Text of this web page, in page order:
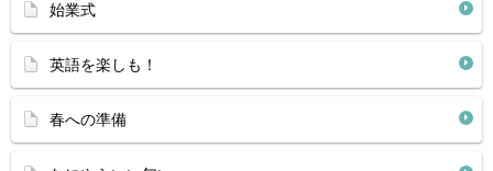
始業式
英語を楽しも！
春への準備